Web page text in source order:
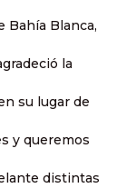
Blanca,
la
su lugar de
y queremos
distintas